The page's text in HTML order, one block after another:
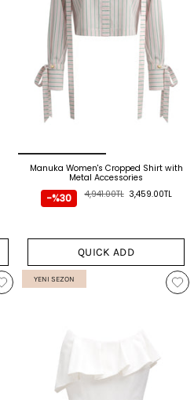
Manuka Women's Cropped Shirt with
Metal Accessories
3,459.00TL
4,941.00TL
-%30
QUICK ADD
YENI SEZON